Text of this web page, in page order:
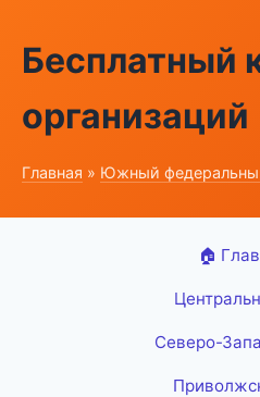
Бесплатный
организаций
Главная » Южный
🏠
Северо-